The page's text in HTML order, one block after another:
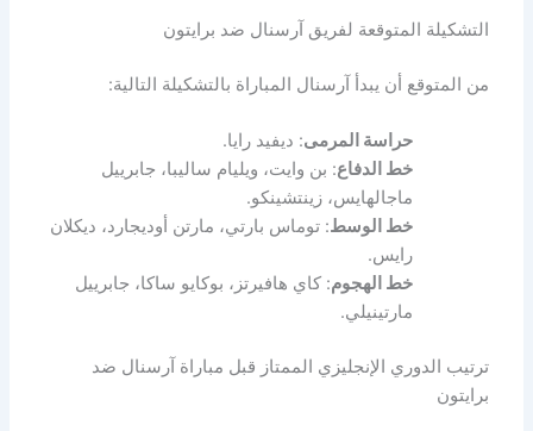
التشكيلة المتوقعة لفريق آرسنال ضد برايتون
من المتوقع أن يبدأ آرسنال المباراة بالتشكيلة التالية:
حراسة المرمى: ديفيد رايا.
خط الدفاع: بن وايت، ويليام ساليبا، جابرييل
ماجالهايس، زينتشينكو.
خط الوسط: توماس بارتي، مارتن أوديجارد، ديكلان
رايس.
خط الهجوم: كاي هافيرتز، بوكايو ساكا، جابرييل
مارتينيلي.
ترتيب الدوري الإنجليزي الممتاز قبل مباراة آرسنال ضد
برايتون